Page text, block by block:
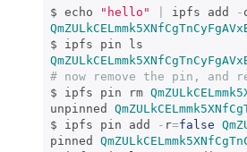
$ echo "hello" ipfs add -
# now remove the pin,
$ ipfs pin rm
unpinned
$ ipfs pin add
- r=false
pinned